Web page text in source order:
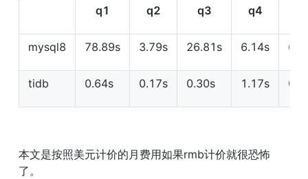
q1 q2 q3 q4
mysql8 78.89s 3.79s 26.81s 6.14s
tidb 0.64s 0.17s 0.30s 1.17s
本文是按照美元计价的月费用如果rmb计价就很恐怖
了。